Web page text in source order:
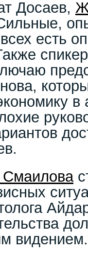
Досаев,
есть
видением.